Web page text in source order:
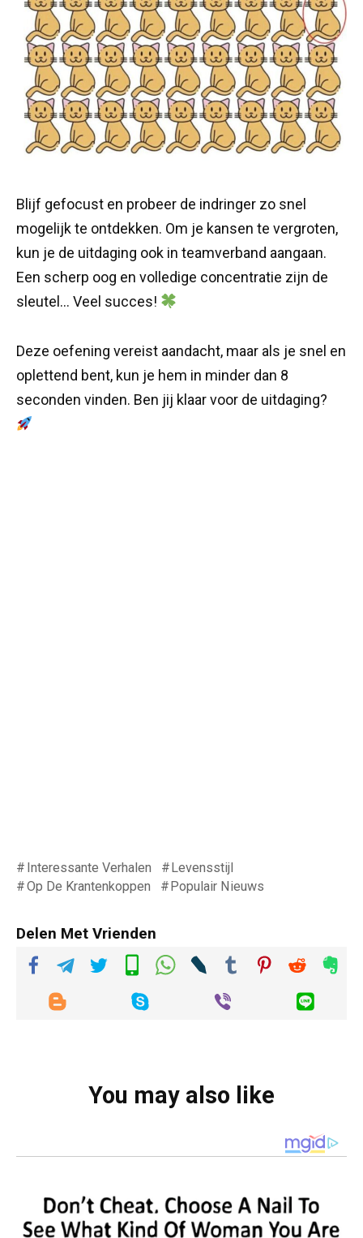
Blijf gefocust en probeer de indringer zo snel
mogelijk te ontdekken. Om je kansen te vergroten,
kun je de uitdaging ook in teamverband aangaan.
Een scherp oog en volledige concentratie zijn de
sleutel… Veel succes!
Deze oefening vereist aandacht, maar als je snel en
oplettend bent, kun je hem in minder dan 8
seconden vinden. Ben jij klaar voor de uitdaging?
Interessante Verhalen
Levensstijl
Op De Krantenkoppen
Populair Nieuws
Delen Met Vrienden
You may also like